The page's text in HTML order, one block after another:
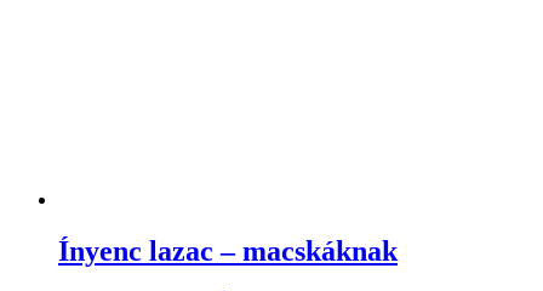
Ínyenc lazac – macskáknak